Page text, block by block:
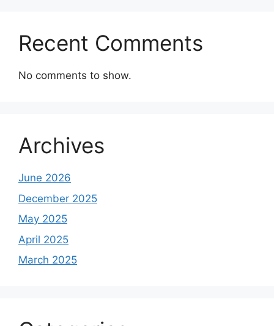
Recent Comments
No comments to show.
Archives
June 2026
December 2025
May 2025
April 2025
March 2025